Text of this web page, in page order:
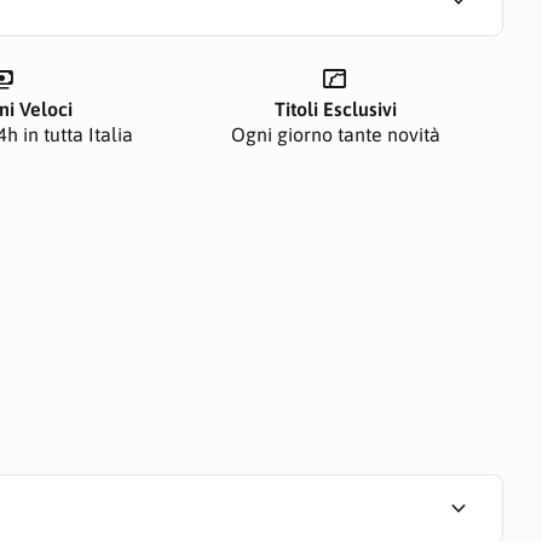
Veloci
in tutta Italia
manga
Titoli Esclusivi
Ogni giorno tante novità
expand_more